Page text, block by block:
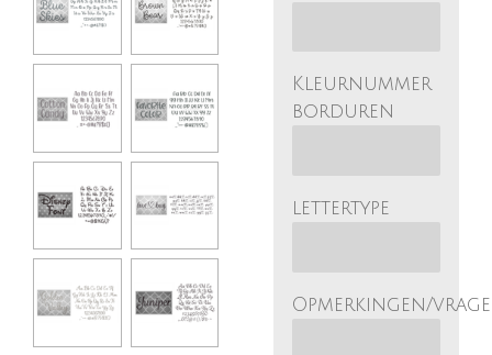
Kleurnummer
borduren
lettertype
Opmerkingen/